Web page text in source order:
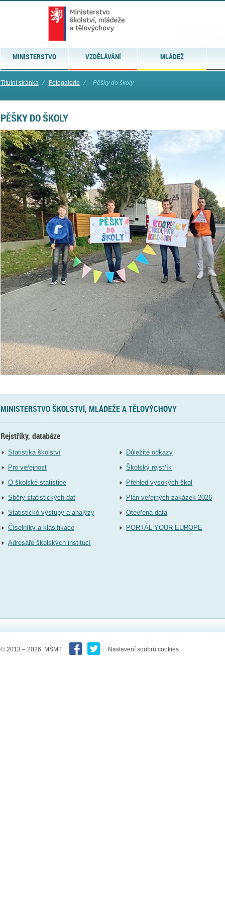
MINISTERSTVO VZDĚLÁVÁNÍ MLÁDEŽ
Titulní stránka ⁄ Fotogalerie ⁄ Pěšky do školy
PĚŠKY DO ŠKOLY
MINISTERSTVO ŠKOLSTVÍ, MLÁDEŽE A TĚLOVÝCHOVY
Rejstříky, databáze
Statistika školství
Pro veřejnost
O školské statistice
Sběry statistických dat
Statistické výstupy a analýzy
Číselníky a klasifikace
Adresáře školských institucí
Důležité odkazy
Školský rejstřík
Přehled vysokých škol
Plán veřejných zakázek 2026
Otevřená data
PORTÁL YOUR EUROPE
© 2013 – 2026 MŠMT Nastavení soubrů cookies